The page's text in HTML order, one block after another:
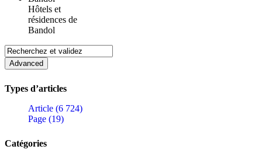
Hôtels et
résidences de
Bandol
Types d’articles
Article (6 724)
Page (19)
Catégories